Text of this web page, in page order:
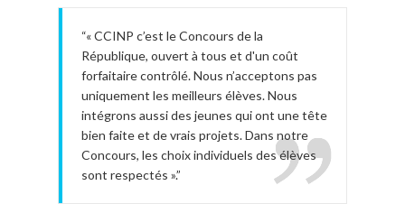
« CCINP c’est le Concours de la
République, ouvert à tous et d'un coût
forfaitaire contrôlé. Nous n’acceptons pas
uniquement les meilleurs élèves. Nous
intégrons aussi des jeunes qui ont une tête
bien faite et de vrais projets. Dans notre
Concours, les choix individuels des élèves
sont respectés ».